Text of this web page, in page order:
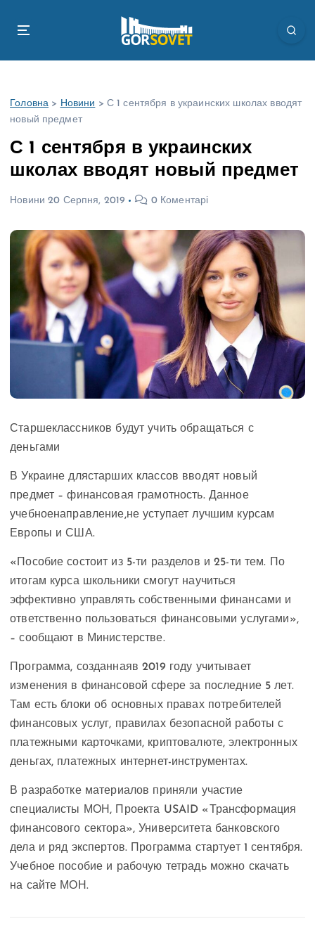
Головна > Новини > С 1 сентября в украинских школах вводят
новый предмет
С 1 сентября в украинских
школах вводят новый предмет
Новини 20 Серпня, 2019 0 Коментарі
Старшеклассников будут учить обращаться с
деньгами
В Украине длястарших классов вводят новый
предмет – финансовая грамотность. Данное
учебноенаправление,не уступает лучшим курсам
Европы и США.
«Пособие состоит из 5-ти разделов и 25-ти тем. По
итогам курса школьники смогут научиться
эффективно управлять собственными финансами и
ответственно пользоваться финансовыми услугами»,
– сообщают в Министерстве.
Программа, созданнаяв 2019 году учитывает
изменения в финансовой сфере за последние 5 лет.
Там есть блоки об основных правах потребителей
финансовых услуг, правилах безопасной работы с
платежными карточками, криптовалюте, электронных
деньгах, платежных интернет-инструментах.
В разработке материалов приняли участие
специалисты МОН, Проекта USAID «Трансформация
финансового сектора», Университета банковского
дела и ряд экспертов. Программа стартует 1 сентября.
Учебное пособие и рабочую тетрадь можно скачать
на сайте МОН.